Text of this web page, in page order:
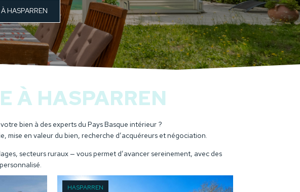
HASPARREN
À HASPARREN
bien à des experts du Pays Basque intérieur ?
mise en valeur du bien, recherche d’acquéreurs et négociation.
secteurs ruraux — vous permet d’avancer sereinement, avec des
HASPARREN